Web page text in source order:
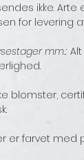
ikke. Arte
for levering
mm.:
blomster,
er farvet med